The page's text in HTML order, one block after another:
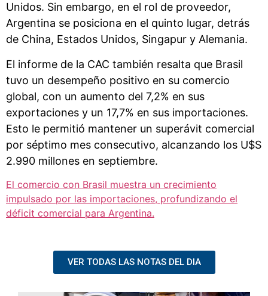
Unidos. Sin embargo, en el rol de proveedor,
Argentina se posiciona en el quinto lugar, detrás
de China, Estados Unidos, Singapur y Alemania.
El informe de la CAC también resalta que Brasil
tuvo un desempeño positivo en su comercio
global, con un aumento del 7,2% en sus
exportaciones y un 17,7% en sus importaciones.
Esto le permitió mantener un superávit comercial
por séptimo mes consecutivo, alcanzando los U$S
2.990 millones en septiembre.
El comercio con Brasil muestra un crecimiento
impulsado por las importaciones, profundizando el
déficit comercial para Argentina.
VER TODAS LAS NOTAS DEL DIA